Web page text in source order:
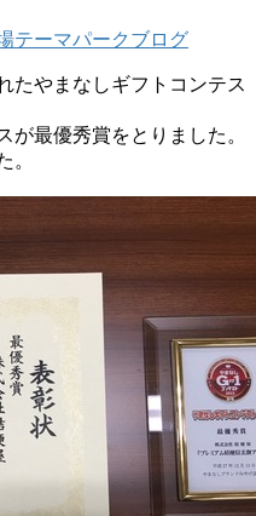
テーマパークブログ
たやまなしギフトコンテス
が最優秀賞をとりました。
。